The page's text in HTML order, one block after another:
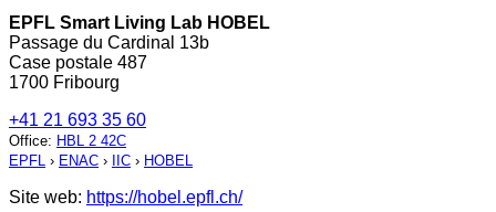
EPFL Smart Living Lab HOBEL
Passage du Cardinal 13b
Case postale 487
1700 Fribourg
+41 21 693 35 60
Office: HBL 2 42C
EPFL › ENAC › IIC › HOBEL
Site web: https://hobel.epfl.ch/